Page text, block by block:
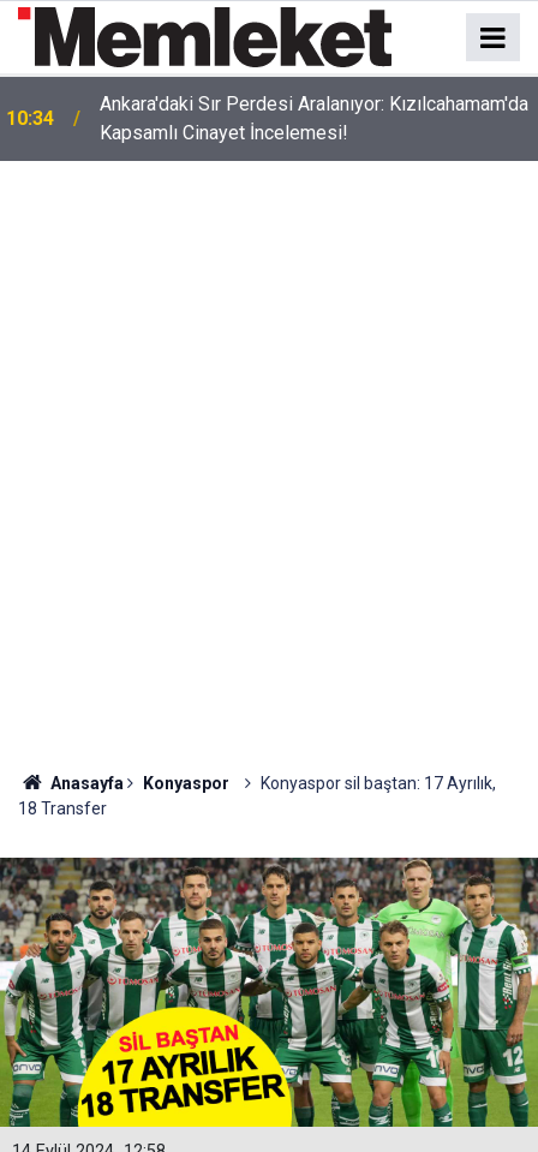
10:34
Ankara'daki Sır Perdesi Aralanıyor: Kızılcahamam'da
Kapsamlı Cinayet İncelemesi!
10:28
Ankara'da Eylem: Alacaklarını İstiyorlar
Anasayfa Konyaspor
Konyaspor sil baştan: 17 Ayrılık,
18 Transfer